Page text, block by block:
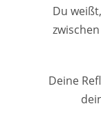
Du
Deine